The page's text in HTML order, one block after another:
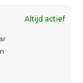
Altijd actief